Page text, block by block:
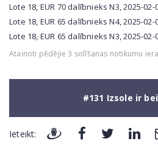
Lote 18, EUR 70 dalībnieks N3, 2025-02-
Lote 18, EUR 65 dalībnieks N4, 2025-02-
Lote 18, EUR 65 dalībnieks N3, 2025-02-
Atainoti pēdējie 3 solīšanas notikumu
#131 Izsole ir
Ieteikt: